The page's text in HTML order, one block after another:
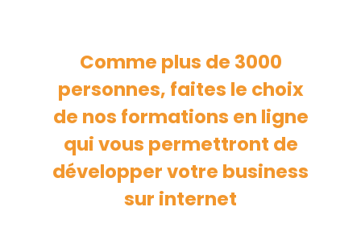
Comme plus de 3000
personnes, faites le choix
de nos formations en ligne
qui vous permettront de
développer votre business
sur internet